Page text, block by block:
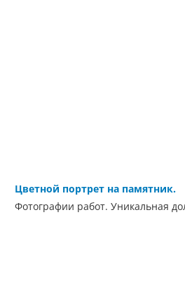
Цветной портрет на памятник.
Фотографии работ. Уникальная